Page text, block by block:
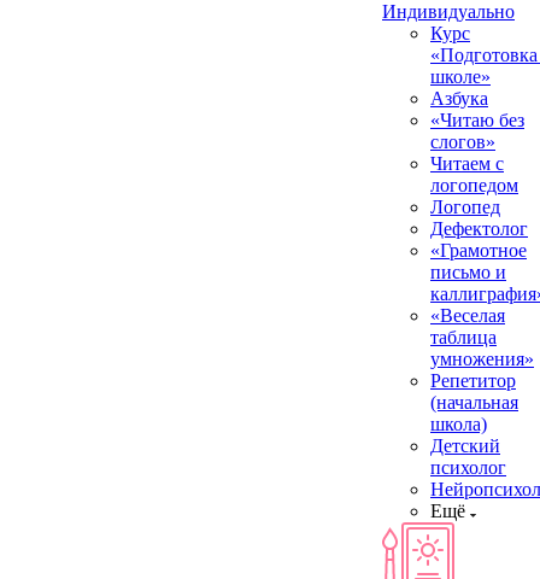
Индивидуально
Курс
школе»
Азбука
«Читаю без
слогов»
Читаем с
логопедом
Логопед
Дефектолог
«Грамотное
письмо и
«Веселая
таблица
умножения»
Репетитор
(начальная
школа)
Детский
психолог
Ещё